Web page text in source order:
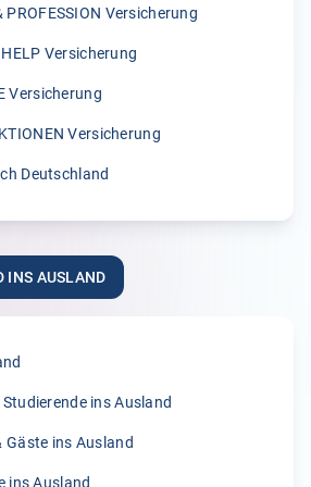
Bearbeitung von Klemmer
wieder begeisterst.“
Assekuradeur GmbH. Der
Kompetenz der Ansprechpartner
Kundenservice und der
PROFESSION Versicherung
Versicherung
Versicherung
Versicherung
Deutschland
INS AUSLAND
ins Ausland
Gäste ins Ausland
ins Ausland